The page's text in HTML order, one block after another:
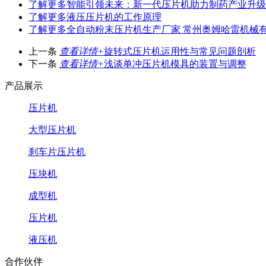
了解更多智能引领未来：新一代压片机助力制药产业升级
了解更多液压压片机的工作原理
了解更多全自动粉末压片机生产厂家 常州奥姆哈雷机械
上一条 查看详情+旋转式压片机运用性与常见问题剖析
下一条 查看详情+浅谈单冲压片机模具的装置与调整
产品展示
压片机
大型压片机
刹车片压片机
压块机
成型机
压片机
液压机
合作伙伴